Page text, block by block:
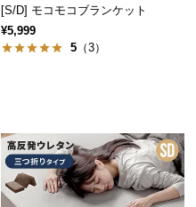
[S/D] モコモコブランケット
¥5,999
5 （3）